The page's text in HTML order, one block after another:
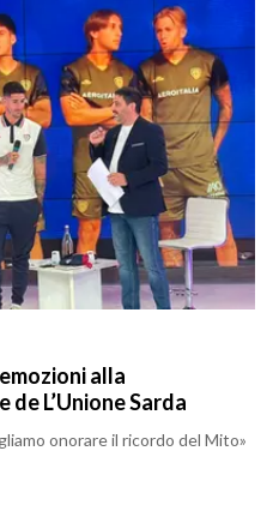
alla
L’Unione Sarda
onorare il ricordo del Mito»